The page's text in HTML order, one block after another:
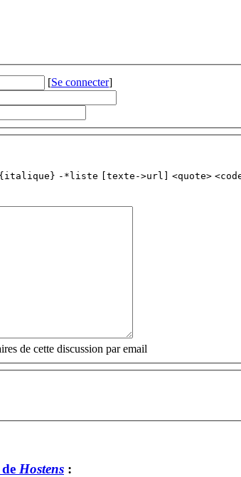
[Se connecter]
{italique} -*liste [texte->url] <quote>
de cette discussion par email
Hostens :